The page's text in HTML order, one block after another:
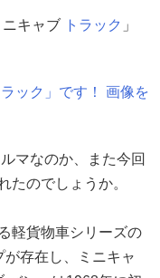
キャブ トラック 」
ック」です！ 画像を
マなのか、また今回
たのでしょうか。
軽貨物車シリーズの
が存在し、ミニキャ